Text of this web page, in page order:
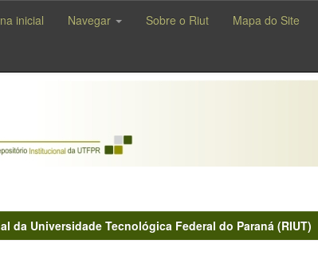
inicial Navegar Sobre o Riut Mapa do Site
da Universidade Tecnológica Federal do Paraná (RIUT)